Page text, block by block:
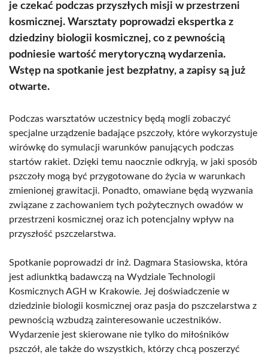
je czekać podczas przyszłych misji w przestrzeni
kosmicznej. Warsztaty poprowadzi ekspertka z
dziedziny biologii kosmicznej, co z pewnością
podniesie wartość merytoryczną wydarzenia.
Wstęp na spotkanie jest bezpłatny, a zapisy są już
otwarte.
Podczas warsztatów uczestnicy będą mogli zobaczyć
specjalne urządzenie badające pszczoły, które wykorzystuje
wirówkę do symulacji warunków panujących podczas
startów rakiet. Dzięki temu naocznie odkryją, w jaki sposób
pszczoły mogą być przygotowane do życia w warunkach
zmienionej grawitacji. Ponadto, omawiane będą wyzwania
związane z zachowaniem tych pożytecznych owadów w
przestrzeni kosmicznej oraz ich potencjalny wpływ na
przyszłość pszczelarstwa.
Spotkanie poprowadzi dr inż. Dagmara Stasiowska, która
jest adiunktką badawczą na Wydziale Technologii
Kosmicznych AGH w Krakowie. Jej doświadczenie w
dziedzinie biologii kosmicznej oraz pasja do pszczelarstwa z
pewnością wzbudzą zainteresowanie uczestników.
Wydarzenie jest skierowane nie tylko do miłośników
pszczół, ale także do wszystkich, którzy chcą poszerzyć